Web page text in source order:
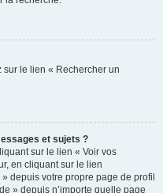
le lien « Rechercher un
et sujets ?
sur le lien « Voir vos
en cliquant sur le lien
depuis votre propre page de profil
» depuis n’importe quelle page